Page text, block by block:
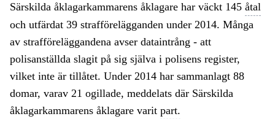
Särskilda åklagarkammarens åklagare har väckt 145 åtal
och utfärdat 39 strafförelägganden under 2014. Många
av strafföreläggandena avser dataintrång - att
polisanställda slagit på sig själva i polisens register,
vilket inte är tillåtet. Under 2014 har sammanlagt 88
domar, varav 21 ogillade, meddelats där Särskilda
åklagarkammarens åklagare varit part.